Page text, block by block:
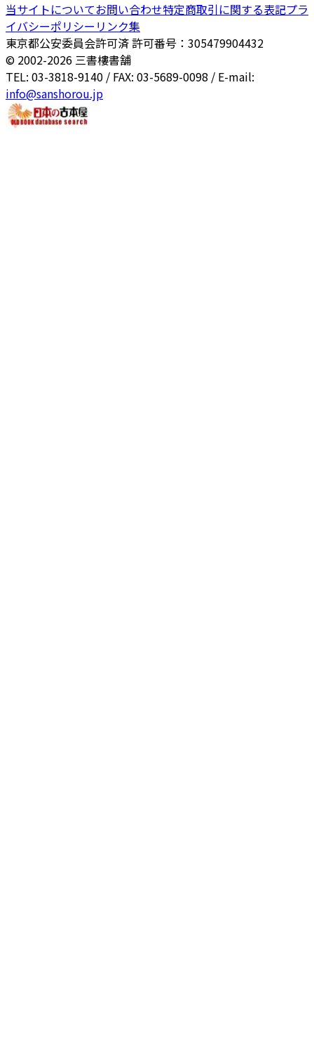
当サイトについてお問い合わせ特定商取引に関する表記プラ
イバシーポリシー リンク集
東京都公安委員会許可済 許可番号：305479904432
© 2002-2026 三書樓書舗
TEL: 03-3818-9140 / FAX: 03-5689-0098 / E-mail:
info@sanshorou.jp